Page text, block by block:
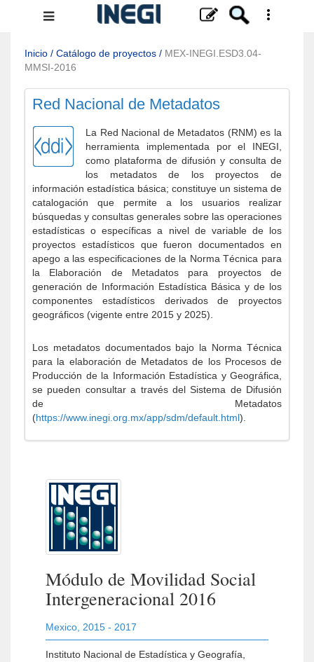
Menú
navegación
Inicio / Catálogo de proyectos / MEX-INEGI.ESD3.04-
MMSI-2016
Red Nacional de Metadatos
La Red Nacional de Metadatos (RNM) es la
herramienta implementada por el INEGI,
como plataforma de difusión y consulta de
los metadatos de los proyectos de
información estadística básica; constituye un sistema de
catalogación que permite a los usuarios realizar
búsquedas y consultas generales sobre las operaciones
estadísticas o específicas a nivel de variable de los
proyectos estadísticos que fueron documentados en
apego a las especificaciones de la Norma Técnica para
la Elaboración de Metadatos para proyectos de
generación de Información Estadística Básica y de los
componentes estadísticos derivados de proyectos
geográficos (vigente entre 2015 y 2025).
Los metadatos documentados bajo la Norma Técnica
para la elaboración de Metadatos de los Procesos de
Producción de la Información Estadística y Geográfica,
se pueden consultar a través del Sistema de Difusión
de Metadatos
(https://www.inegi.org.mx/app/sdm/default.html).
Módulo de Movilidad Social
Intergeneracional 2016
Mexico 2015 - 2017
Instituto Nacional de Estadística y Geografía,